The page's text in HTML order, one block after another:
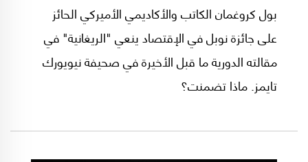
بول كروغمان الكاتب والأكاديمي الأميركي الحائز
على جائزة نوبل في الإقتصاد ينعي "الريغانية" في
مقالته الدورية ما قبل الأخيرة في صحيفة نيويورك
تايمز. ماذا تضمنت؟